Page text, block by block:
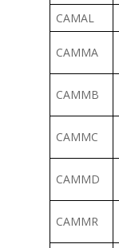
CAMAL
CAMMA
CAMMB
CAMMC
CAMMD
CAMMR